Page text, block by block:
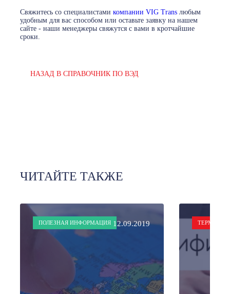
Свяжитесь со специалистами компании VIG Trans любым
удобным для вас способом или оставьте заявку на нашем
сайте - наши менеджеры свяжутся с вами в кротчайшие
сроки.
НАЗАД В СПРАВОЧНИК ПО ВЭД
ЧИТАЙТЕ ТАКЖЕ
ПОЛЕЗНАЯ ИНФОРМАЦИЯ 12.09.2019